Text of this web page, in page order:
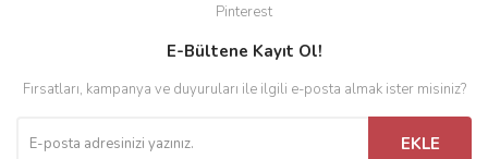
Pinterest
E-Bültene Kayıt Ol!
Fırsatları, kampanya ve duyuruları ile ilgili e-posta almak ister misiniz?
EKLE